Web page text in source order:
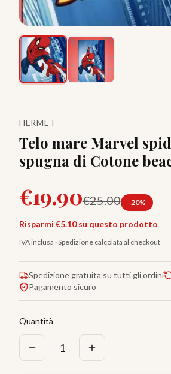
HERMET
Telo mare Marvel
spugna di Cotone
€19.90€25.00 -20%
Risparmi €5.10su questo prodotto
IVA inclusa · Spedizione calcolata al checkout
Spedizione gratuita su tutti gli ordini
Pagamento sicuro
Quantità
1